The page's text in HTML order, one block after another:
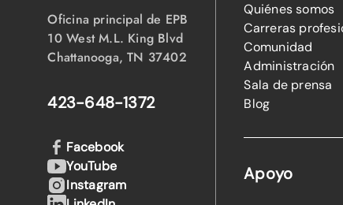
Oficina principal de EPB
10 West M.L. King Blvd
Chattanooga, TN 37402
423-648-1372
Quiénes somos
Carreras
Comunidad
Administración
Sala de prensa
Blog
Apoyo
Facebook
YouTube
Instagram